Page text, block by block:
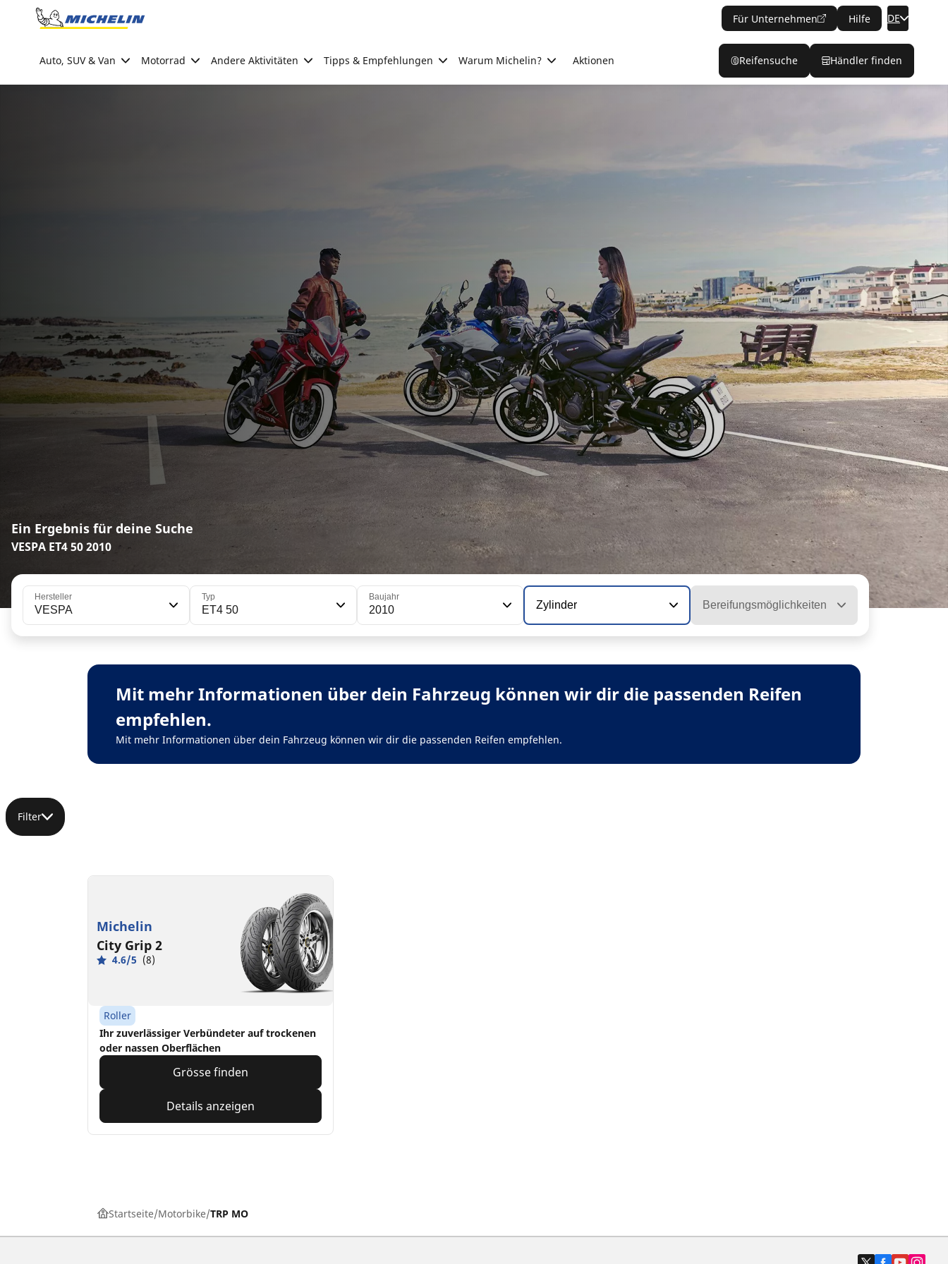
Go to page content
Für Unternehmen Hilfe DE
Auto, SUV & Van Motorrad Andere Aktivitäten Tipps & Empfehlungen Warum Michelin? Aktionen Reifensuche Händler finden
Ein Ergebnis für deine Suche
VESPA ET4 50 2010
Hersteller
VESPA
Typ
ET4 50
Baujahr
2010 Zylinder Bereifungsmöglichkeiten
Mit mehr Informationen über dein Fahrzeug können wir dir die passenden Reifen
empfehlen.
Mit mehr Informationen über dein Fahrzeug können wir dir die passenden Reifen empfehlen.
Filter
Michelin
City Grip 2
4.6/5 (8)
Roller
Ihr zuverlässiger Verbündeter auf trockenen
oder nassen Oberflächen
Grösse finden
Details anzeigen
Startseite Motorbike TRP MO